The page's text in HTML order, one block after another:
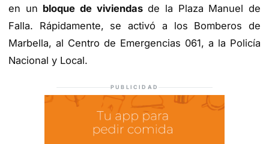
en un bloque de viviendasde la Plaza Manuel de
Falla. Rápidamente, se activó a los Bomberos de
Marbella, al Centro de Emergencias 061, a la Policía
Nacional y Local.
PUBLICIDAD